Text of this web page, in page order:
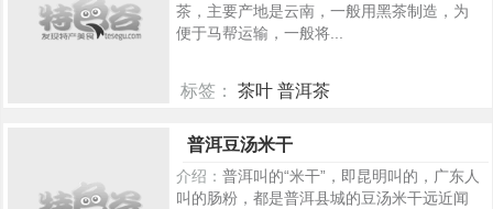
茶，主要产地是云南，一般用黑茶制造，为
便于马帮运输，一般将...
标签： 茶叶 普洱茶
普洱豆汤米干
介绍： 普洱叫的“米干”，即昆明叫的，广东人
叫的肠粉，都是普洱县城的豆汤米干远近闻